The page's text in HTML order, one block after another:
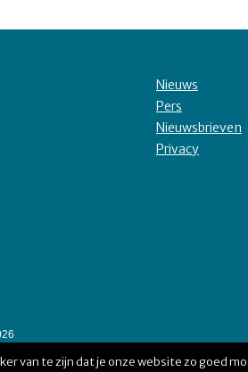
Nieuws
Pers
Nieuwsbrieven
Privacy
van te zijn dat je onze website zo goed